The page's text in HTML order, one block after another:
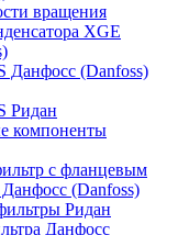
вращения
XGE
Данфосс (Danfoss)
Ридан
компоненты
с фланцевым
(Danfoss)
Ридан
Данфосс